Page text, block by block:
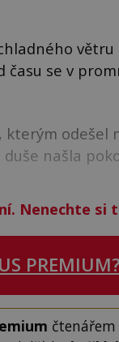
času se v
odešel
našla
Nenechte si
PREMIUM?
čtenářem